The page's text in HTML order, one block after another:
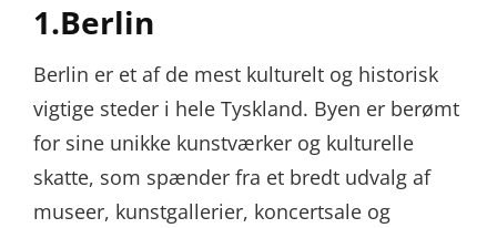
1.Berlin
Berlin er et af de mest kulturelt og historisk
vigtige steder i hele Tyskland. Byen er berømt
for sine unikke kunstværker og kulturelle
skatte, som spænder fra et bredt udvalg af
museer, kunstgallerier, koncertsale og